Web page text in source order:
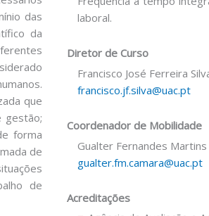
das
da
que
gestão;
forma
de
de
laboral.
Diretor de Curso
Francisco José Ferreira
francisco.jf.silva@uac.pt
Coordenador de Mobilidade
Gualter Fernandes Martins
gualter.fm.camara@uac.pt
Acreditações